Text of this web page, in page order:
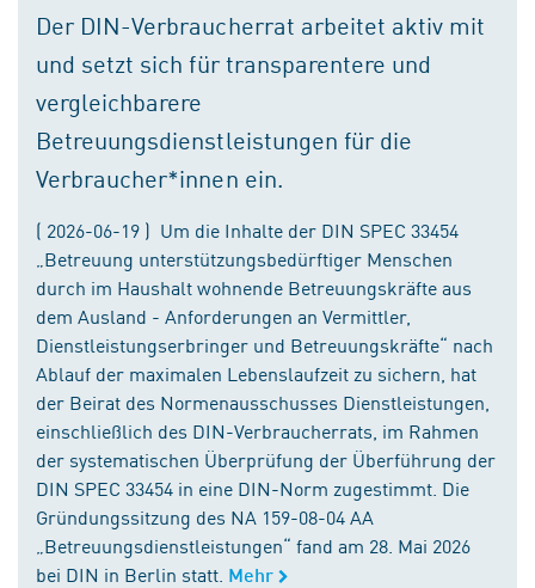
Der DIN-Verbraucherrat arbeitet aktiv mit
und setzt sich für transparentere und
vergleichbarere
Betreuungsdienstleistungen für die
Verbraucher*innen ein.
( 2026-06-19 ) Um die Inhalte der DIN SPEC 33454
„Betreuung unterstützungsbedürftiger Menschen
durch im Haushalt wohnende Betreuungskräfte aus
dem Ausland - Anforderungen an Vermittler,
Dienstleistungserbringer und Betreuungskräfte“ nach
Ablauf der maximalen Lebenslaufzeit zu sichern, hat
der Beirat des Normenausschusses Dienstleistungen,
einschließlich des DIN-Verbraucherrats, im Rahmen
der systematischen Überprüfung der Überführung der
DIN SPEC 33454 in eine DIN-Norm zugestimmt. Die
Gründungssitzung des NA 159-08-04 AA
„Betreuungsdienstleistungen“ fand am 28. Mai 2026
bei DIN in Berlin statt. Mehr